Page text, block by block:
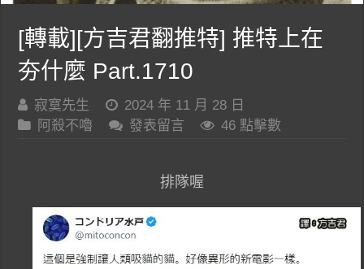
[轉載][方吉君翻推特] 推特上在
夯什麼 Part.1710
寂寞先生
2024 年 11 月 28 日
阿殺不嚕
發表留言 46 點擊數
排隊喔